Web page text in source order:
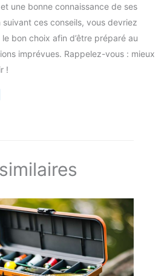
une bonne connaissance de ses
ces conseils, vous devriez
bon choix afin d’être préparé au
imprévues. Rappelez-vous : mieux
!